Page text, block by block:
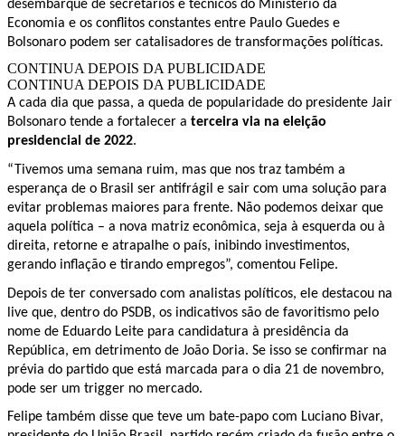
desembarque de secretários e técnicos do Ministério da
Economia e os conflitos constantes entre Paulo Guedes e
Bolsonaro podem ser catalisadores de transformações políticas.
CONTINUA DEPOIS DA PUBLICIDADE
CONTINUA DEPOIS DA PUBLICIDADE
A cada dia que passa, a queda de popularidade do presidente Jair
Bolsonaro tende a fortalecer a terceira via na eleição
presidencial de 2022.
“Tivemos uma semana ruim, mas que nos traz também a
esperança de o Brasil ser antifrágil e sair com uma solução para
evitar problemas maiores para frente. Não podemos deixar que
aquela política – a nova matriz econômica, seja à esquerda ou à
direita, retorne e atrapalhe o país, inibindo investimentos,
gerando inflação e tirando empregos”, comentou Felipe.
Depois de ter conversado com analistas políticos, ele destacou na
live que, dentro do PSDB, os indicativos são de favoritismo pelo
nome de Eduardo Leite para candidatura à presidência da
República, em detrimento de João Doria. Se isso se confirmar na
prévia do partido que está marcada para o dia 21 de novembro,
pode ser um trigger no mercado.
Felipe também disse que teve um bate-papo com Luciano Bivar,